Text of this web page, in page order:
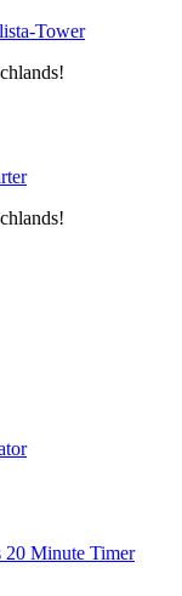
Tower
20 Minute Timer